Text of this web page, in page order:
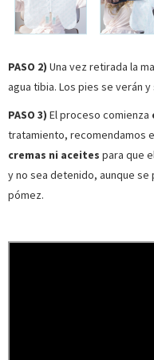
PASO 2) Una vez retirada la
agua tibia. Los pies se verán
PASO 3) El proceso comienza
tratamiento, recomendamos
cremas ni aceites para que
y no sea detenido, aunque
pómez.